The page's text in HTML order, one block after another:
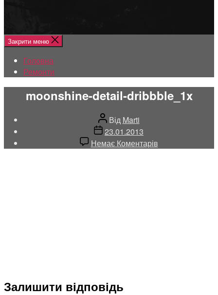
Закрити меню
Головна
Ремонти
moonshine-detail-dribbble_1x
Автор
запису
Від Marti
Дата
запису
23.01.2013
Немає Коментарівдо
Залишити відповідь